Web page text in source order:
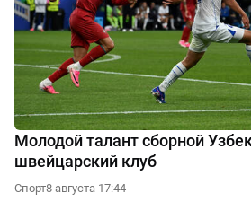
Молодой талант сборной
швейцарский клуб
Спорт8 августа 17:44